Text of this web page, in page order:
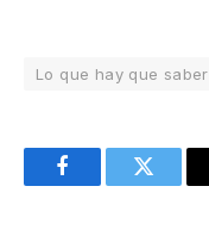
Lo que hay que saber
FacebookTwitter